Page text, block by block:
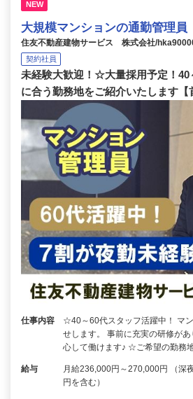
NEW
大規模マンションの通勤管理員
住友不動産建物サービス 株式会社/
契約社員
未経験大歓迎！☆大量採用予定！40
に合う勤務地をご紹介いたします【
仕事内容
☆40～60代スタッフ活躍中！ マ
せします。 事前に充実の研修が
心して働けます♪ ☆ご希望の勤務
給与
月給236,000円～270,000円 （深
円を含む）